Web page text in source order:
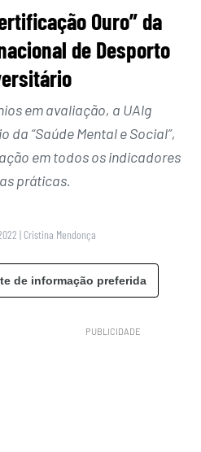
Ouro” da
de Desporto
em avaliação, a UAlg
“Saúde Mental e Social”,
em todos os indicadores
práticas.
| Cristina Mendonça
de informação preferida